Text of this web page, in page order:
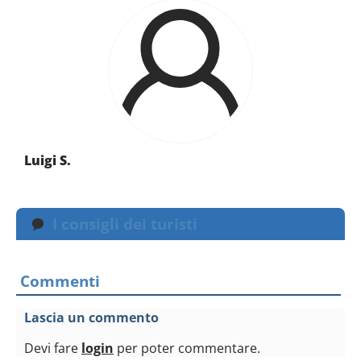
Luigi S.
I consigli dei turisti
Commenti
Lascia un commento
Devi fare login per poter commentare.